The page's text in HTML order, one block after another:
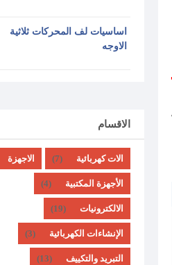
اساسيات لف المحركات ثلاثية
الاوجه
الاقسام
الات كهربائية (7) الاجهزة
الأجهزة المكتبية (4)
الالكترونيات (19)
الإنشاءات الكهربائية (3)
التبريد والتكييف (13)